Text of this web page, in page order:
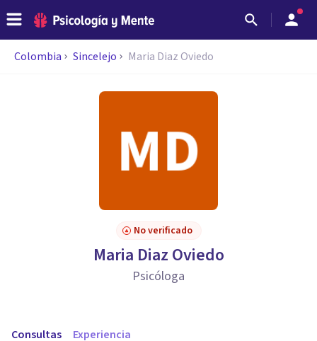
Colombia Sincelejo Maria Diaz Oviedo
No verificado
Maria Diaz Oviedo
Psicóloga
Consultas Experiencia